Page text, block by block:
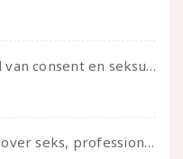
Ondersteuning op het gebied van consent en seksualiteit
Ongehoord – Aflevering 31 – over seks, professioneel en persoonlijk, een gesprek met Marije